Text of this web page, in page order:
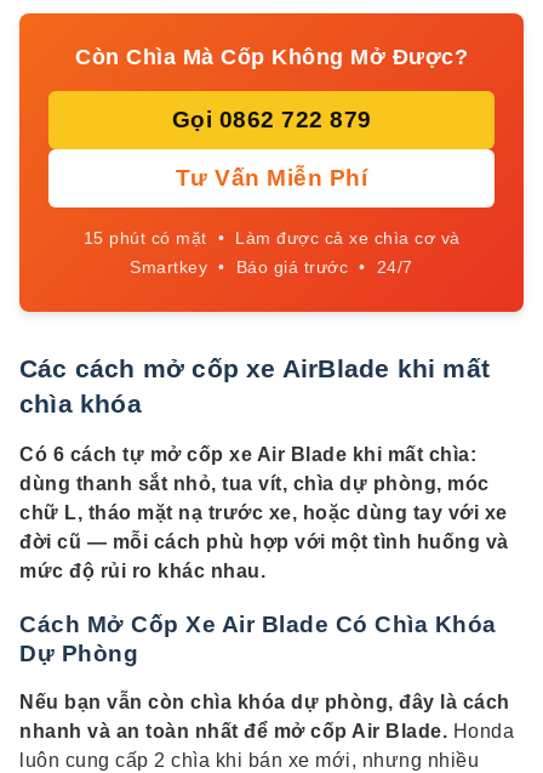
Còn Chìa Mà Cốp Không Mở Được?
Gọi 0862 722 879
Tư Vấn Miễn Phí
15 phút có mặt • Làm được cả xe chìa cơ và
Smartkey • Báo giá trước • 24/7
Các cách mở cốp xe AirBlade khi mất
chìa khóa
Có 6 cách tự mở cốp xe Air Blade khi mất chìa:
dùng thanh sắt nhỏ, tua vít, chìa dự phòng, móc
chữ L, tháo mặt nạ trước xe, hoặc dùng tay với xe
đời cũ — mỗi cách phù hợp với một tình huống và
mức độ rủi ro khác nhau.
Cách Mở Cốp Xe Air Blade Có Chìa Khóa
Dự Phòng
Nếu bạn vẫn còn chìa khóa dự phòng, đây là cách
nhanh và an toàn nhất để mở cốp Air Blade. Honda
luôn cung cấp 2 chìa khi bán xe mới, nhưng nhiều